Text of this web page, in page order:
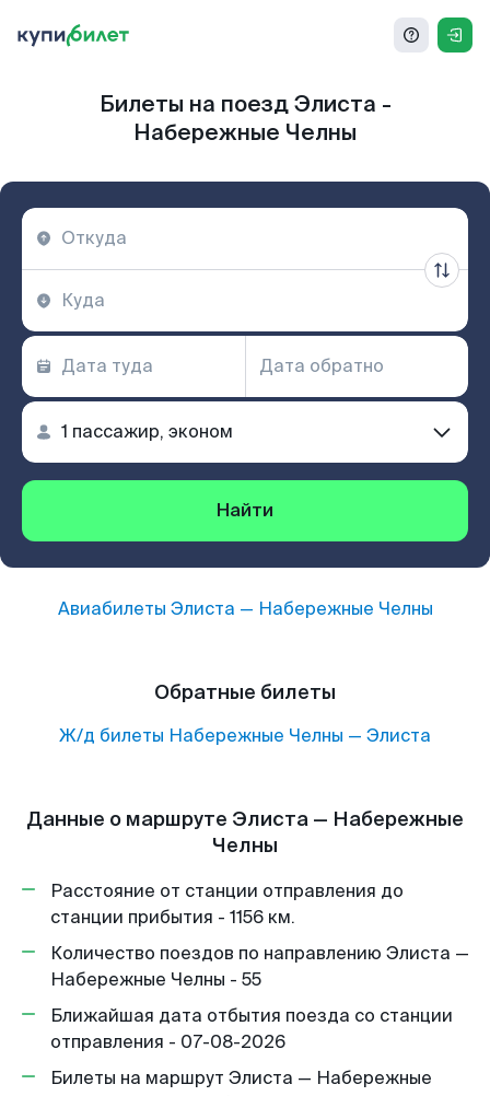
Билеты на поезд Элиста -
Набережные Челны
Найти
Авиабилеты Элиста — Набережные Челны
Обратные билеты
Ж/д билеты Набережные Челны — Элиста
Данные о маршруте Элиста — Набережные
Челны
Расстояние от станции отправления до
станции прибытия - 1156 км.
Количество поездов по направлению Элиста —
Набережные Челны - 55
Ближайшая дата отбытия поезда со станции
отправления - 07-08-2026
Билеты на маршрут Элиста — Набережные